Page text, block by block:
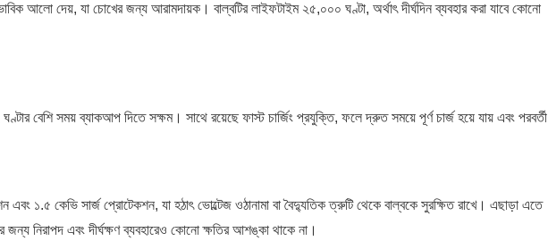
আলো দেয়, যা চোখের জন্য আরামদায়ক। বাল্বটির লাইফটাইম ২৫,০০০ ঘণ্টা, অর্থাৎ দীর্ঘদিন ব্যবহার করা যাবে কোনো
বেশি সময় ব্যাকআপ দিতে সক্ষম। সাথে রয়েছে ফাস্ট চার্জিং প্রযুক্তি, ফলে দ্রুত সময়ে পূর্ণ চার্জ হয়ে যায় এবং পরবর্তী
এবং ১.৫ কেভি সার্জ প্রোটেকশন, যা হঠাৎ ভোল্টেজ ওঠানামা বা বৈদ্যুতিক ত্রুটি থেকে বাল্বকে সুরক্ষিত রাখে। এছাড়া এতে
নিরাপদ এবং দীর্ঘক্ষণ ব্যবহারেও কোনো ক্ষতির আশঙ্কা থাকে না।